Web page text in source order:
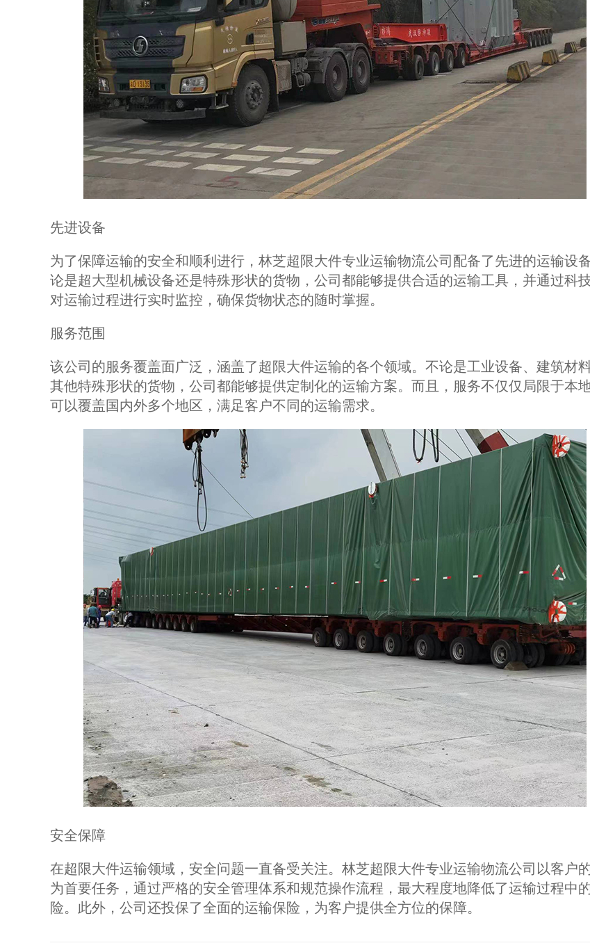
先进设备
为了保障运输的安全和顺利进行，林芝超限大件专业运输物流公司配备了先进的运输设
论是超大型机械设备还是特殊形状的货物，公司都能够提供合适的运输工具，并通过科
对运输过程进行实时监控，确保货物状态的随时掌握。
服务范围
该公司的服务覆盖面广泛，涵盖了超限大件运输的各个领域。不论是工业设备、建筑材
其他特殊形状的货物，公司都能够提供定制化的运输方案。而且，服务不仅仅局限于本
可以覆盖国内外多个地区，满足客户不同的运输需求。
安全保障
在超限大件运输领域，安全问题一直备受关注。林芝超限大件专业运输物流公司以客户
为首要任务，通过严格的安全管理体系和规范操作流程，最大程度地降低了运输过程中
险。此外，公司还投保了全面的运输保险，为客户提供全方位的保障。